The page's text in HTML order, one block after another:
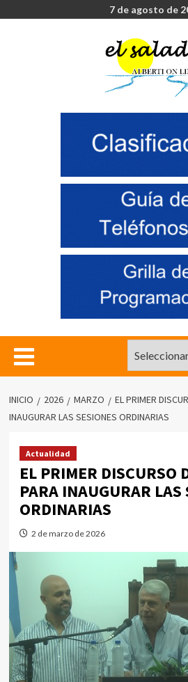
7 de agosto de
INICIO 2026 MARZO
EL PRIMER
INAUGURAR LAS SESIONES ORDINARIAS
Actualidad
EL PRIMER DISCURSO
PARA INAUGURAR LAS
ORDINARIAS
2 de marzo de 2026